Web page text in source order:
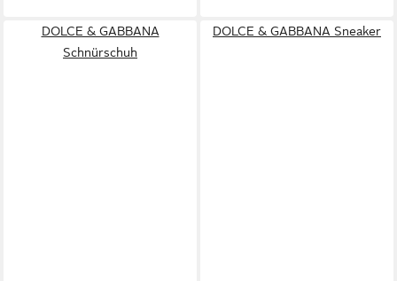
DOLCE & GABBANA
Schnürschuh
DOLCE & GABBANA Sneaker